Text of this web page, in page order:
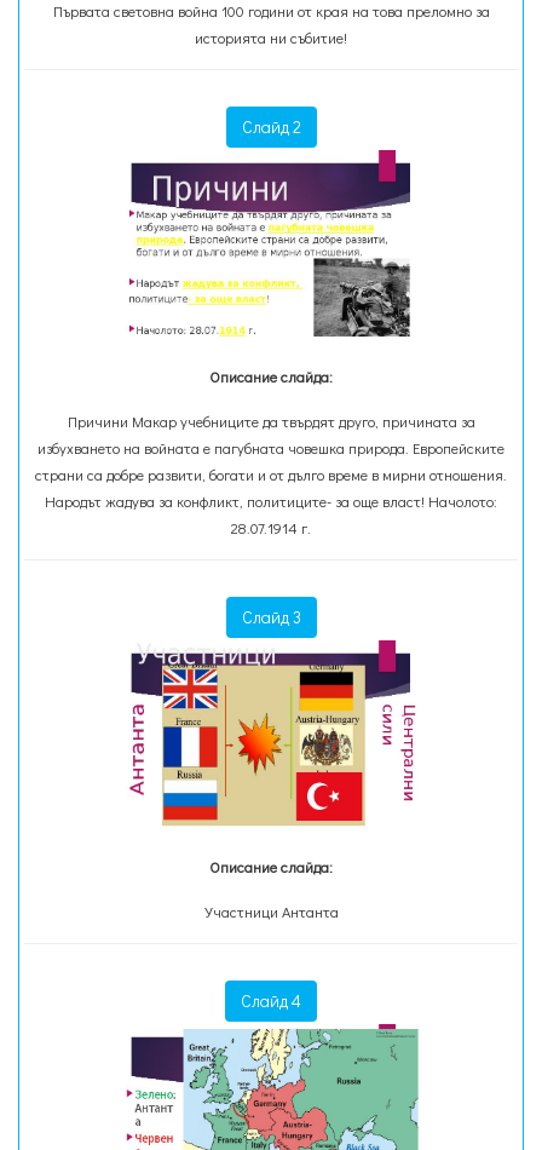
Първата световна война 100 години от края на това преломно за
историята ни събитие!
Слайд 2
Описание слайда:
Причини Макар учебниците да твърдят друго, причината за
избухването на войната е пагубната човешка природа. Европейските
страни са добре развити, богати и от дълго време в мирни отношения.
Народът жадува за конфликт, политиците- за още власт! Начолото:
28.07.1914 г.
Слайд 3
Описание слайда:
Участници Антанта
Слайд 4